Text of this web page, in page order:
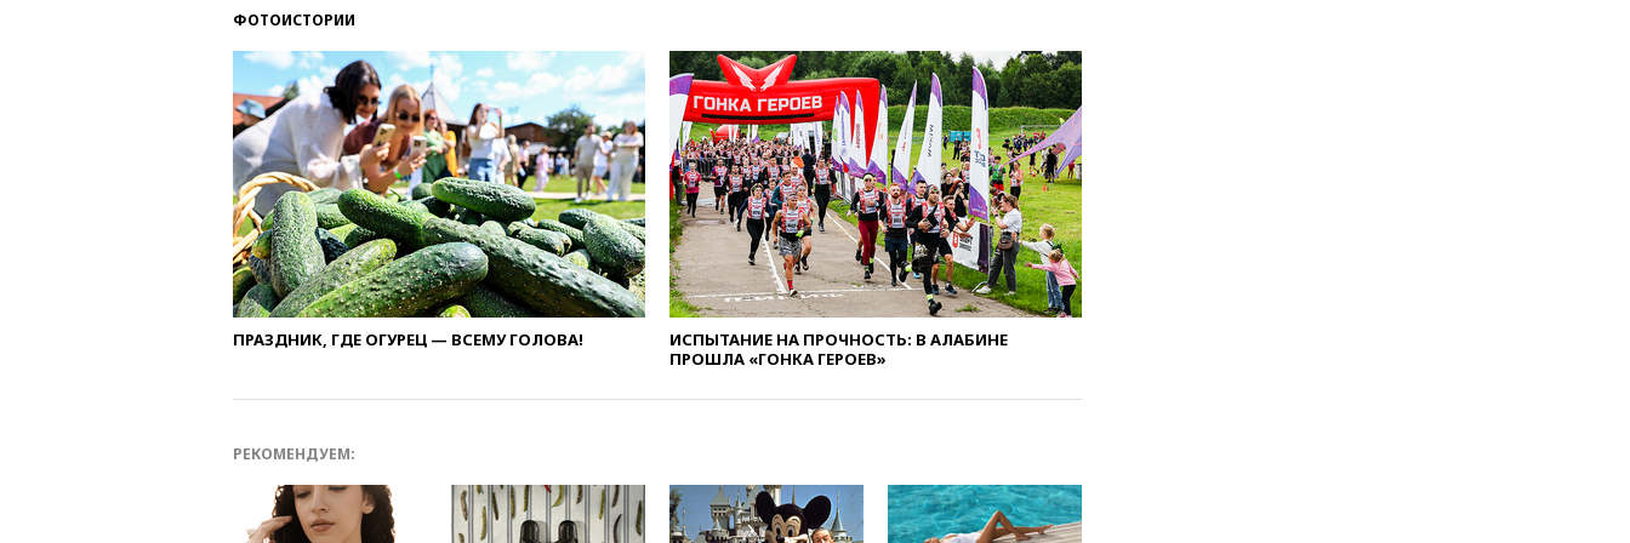
в России
14:19Масштабный сбой
произошел в рунете
14:14 «Ведомости»: Озон банк
не пострадает от британских
санкций
13:58Медведев назвал
Японию вассалом США
13:45В Петербурге достроили
новый тоннель зеленой ветки
метро
13:38В эфире «Радиостанции
автомобиля на толпу в Омске
13:19
WP: Трамп определился
ФОТОИСТОРИИ
ПРАЗДНИК, ГДЕ ОГУРЕЦ — ВСЕМУ ГОЛОВА!
ИСПЫТАНИЕ НА ПРОЧНОСТЬ: В АЛАБИНЕ
ПРОШЛА «ГОНКА ГЕРОЕВ»
РЕКОМЕНДУЕМ: